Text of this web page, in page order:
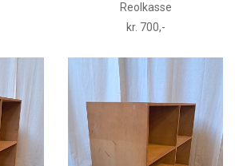
Reolkasse
kr. 700,-